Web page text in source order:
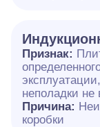
Признак:
неполадки не
Причина:
коробки